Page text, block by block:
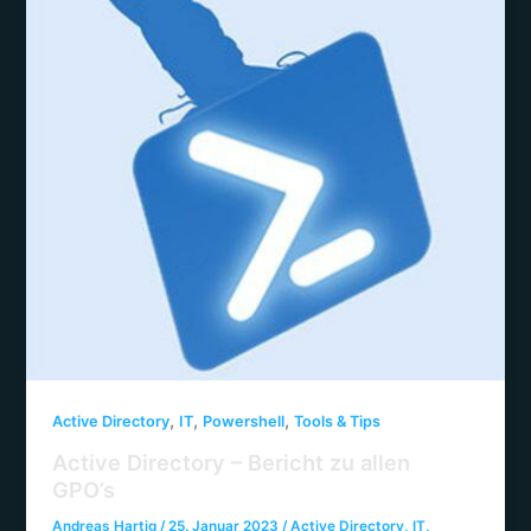
Active Directory, IT, Powershell,Tools & Tips
Active Directory – Bericht zu allen
GPO’s
Andreas Hartig /25. Januar 2023 /Active Directory,IT,